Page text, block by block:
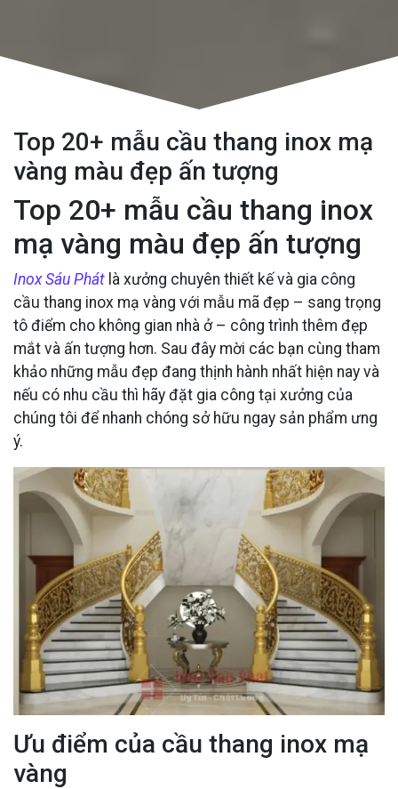
Top 20+ mẫu cầu thang inox mạ
vàng màu đẹp ấn tượng
Top 20+ mẫu cầu thang inox
mạ vàng màu đẹp ấn tượng
Inox Sáu Phát là xưởng chuyên thiết kế và gia công
cầu thang inox mạ vàng với mẫu mã đẹp – sang trọng
tô điểm cho không gian nhà ở – công trình thêm đẹp
mắt và ấn tượng hơn. Sau đây mời các bạn cùng tham
khảo những mẫu đẹp đang thịnh hành nhất hiện nay và
nếu có nhu cầu thì hãy đặt gia công tại xưởng của
chúng tôi để nhanh chóng sở hữu ngay sản phẩm ưng
ý.
Ưu điểm của cầu thang inox mạ
vàng